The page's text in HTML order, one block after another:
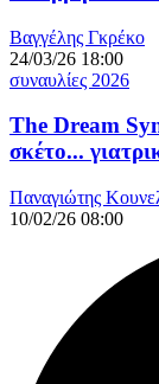
Βαγγέλης Γκρέκο
24/03/26 18:00
συναυλίες 2026
The Dream
σκέτο...
Παναγιώτης
10/02/26 08:00